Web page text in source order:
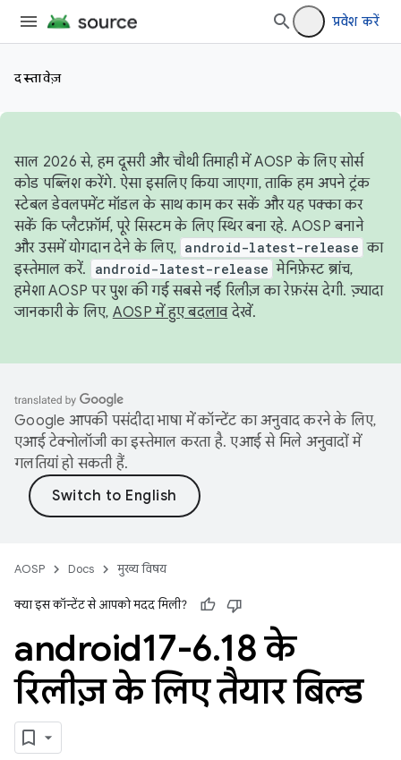
प्रवेश करें
दस्तावेज़
साल 2026 से, हम दूसरी और चौथी तिमाही में AOSP के लिए सोर्स
कोड पब्लिश करेंगे. ऐसा इसलिए किया जाएगा, ताकि हम अपने ट्रंक
स्टेबल डेवलपमेंट मॉडल के साथ काम कर सकें और यह पक्का कर
सकें कि प्लैटफ़ॉर्म, पूरे सिस्टम के लिए स्थिर बना रहे. AOSP बनाने
और उसमें योगदान देने के लिए, android-latest-release का
इस्तेमाल करें.
android-latest-release मेनिफ़ेस्ट ब्रांच,
हमेशा AOSP पर पुश की गई सबसे नई रिलीज़ का रेफ़रंस देगी. ज़्यादा
जानकारी के लिए, AOSP में हुए बदलावदेखें.
Google आपकी पसंदीदा भाषा में कॉन्टेंट का अनुवाद करने के लिए,
एआई टेक्नोलॉजी का इस्तेमाल करता है. एआई से मिले अनुवादों में
गलतियां हो सकती हैं.
AOSP Docs मुख्य विषय
क्या इस कॉन्टेंट से आपको मदद मिली?
android17-6.18 के
रिलीज़ के लिए तैयार बिल्ड